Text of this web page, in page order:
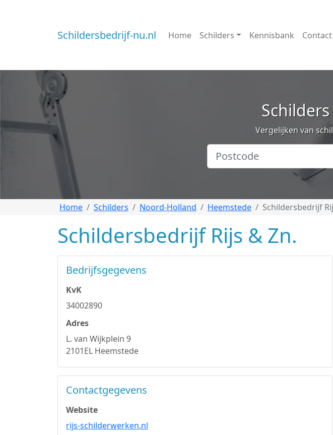
Schildersbedrijf-nu.nl Home Schilders Kennisbank Contact
Vergelijken van
Home Schilders Noord-Holland Heemstede Schildersbedrijf
Schildersbedrijf Rijs & Zn.
Bedrijfsgegevens
KvK
34002890
Adres
L. van Wijkplein 9
2101EL Heemstede
Contactgegevens
Website
rijs-schilderwerken.nl